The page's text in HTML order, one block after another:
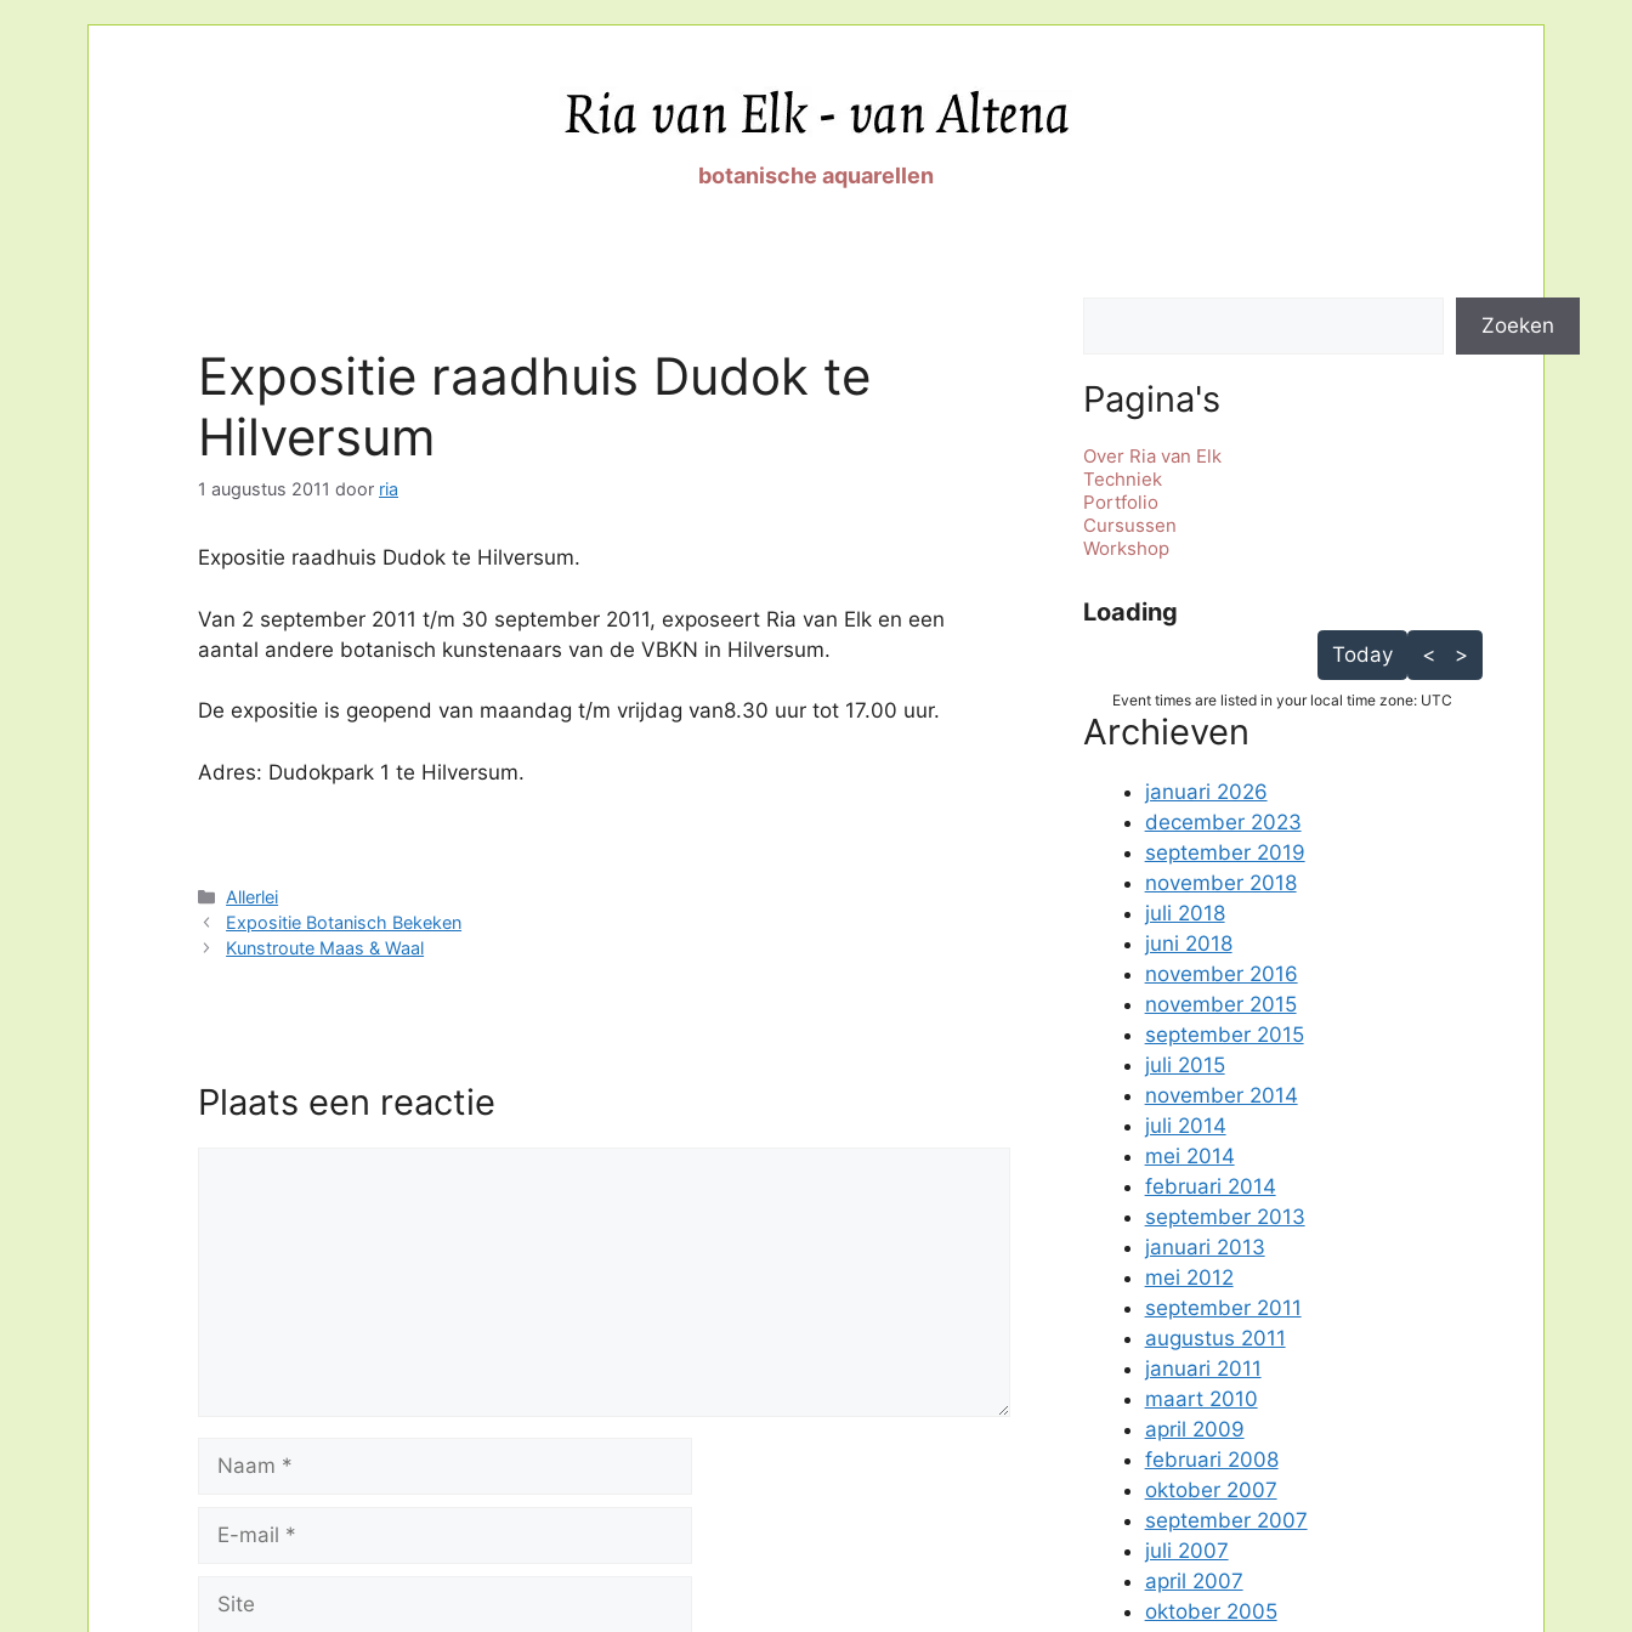
botanische aquarellen
Expositie raadhuis Dudok te
Hilversum
1 augustus 2011 door ria
Expositie raadhuis Dudok te Hilversum.
Van 2 september 2011 t/m 30 september 2011, exposeert Ria van Elk en een
aantal andere botanisch kunstenaars van de VBKN in Hilversum.
De expositie is geopend van maandag t/m vrijdag van8.30 uur tot 17.00 uur.
Adres: Dudokpark 1 te Hilversum.
Categorieën
Allerlei
Expositie Botanisch Bekeken
Kunstroute Maas & Waal
Plaats een reactie
Naam
Site
Zoeken
Pagina's
Over Ria van Elk
Techniek
Portfolio
Cursussen
Workshop
Loading - current view is dayGridMonth
Loading
Today < >
Event times are listed in your local time zone: UTC
Archieven
januari 2026
december 2023
september 2019
november 2018
juli 2018
juni 2018
november 2016
november 2015
september 2015
juli 2015
november 2014
juli 2014
mei 2014
februari 2014
september 2013
januari 2013
mei 2012
september 2011
augustus 2011
januari 2011
maart 2010
april 2009
februari 2008
oktober 2007
september 2007
juli 2007
april 2007
oktober 2005